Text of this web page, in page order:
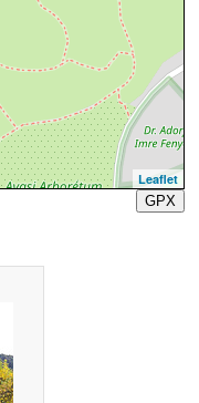
Leaflet
GPX